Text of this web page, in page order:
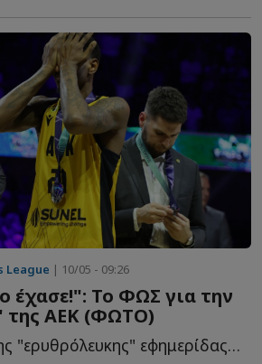
League | 10/05 - 09:26
έχασε!": Το ΦΩΣ για την
της ΑΕΚ (ΦΩΤΟ)
Το "χτύπημα" της "ερυθρόλευκης" εφημερίδας για την... α...